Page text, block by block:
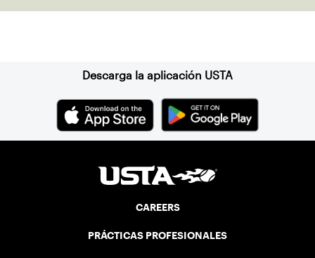
Descarga la aplicación USTA
CAREERS
PRÁCTICAS PROFESIONALES